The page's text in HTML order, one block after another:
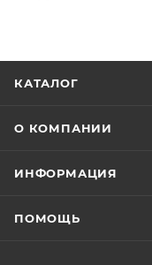
КАТАЛОГ
О КОМПАНИИ
ИНФОРМАЦИЯ
ПОМОЩЬ